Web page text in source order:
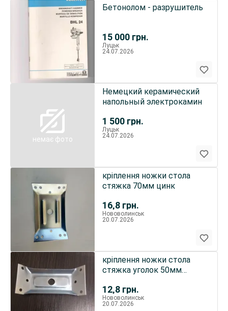
15 000 грн.
Бетонолом - разрушитель
Луцьк
24.07.2026
немає фото
1 500 грн.
Немецкий керамический
напольный электрокамин
Луцьк
24.07.2026
16,8 грн.
кріплення ножки стола
стяжка 70мм цинк
Нововолинськ
20.07.2026
12,8 грн.
кріплення ножки стола
стяжка уголок 50мм
Нововолинськ
20.07.2026